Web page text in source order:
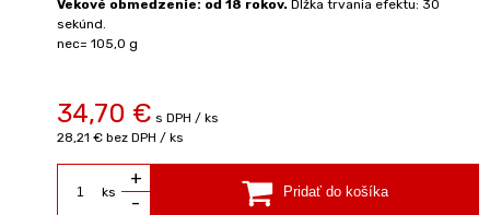
Vekové obmedzenie: od 18 rokov. Dĺžka trvania efektu: 30
sekúnd.
nec= 105,0 g
34,70 € s DPH / ks
28,21 € bez DPH / ks
ks
+
-